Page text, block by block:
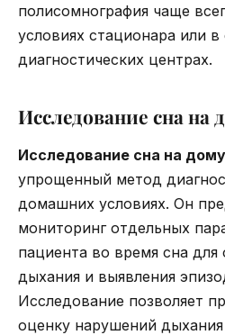
полисомнография чаще
условиях стационара или
диагностических центрах.
Исследование сна на
Исследование сна на дому
упрощенный метод
домашних условиях. Он
мониторинг отдельных
пациента во время сна для
дыхания и выявления
Исследование позволяет
оценку нарушений